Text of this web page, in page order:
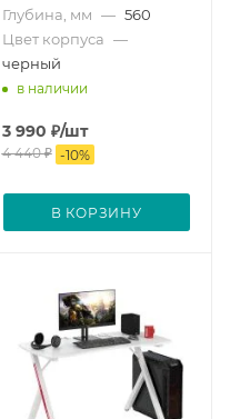
Глубина, мм — 560
Цвет корпуса —
черный
в наличии
3 990 ₽/шт
4 440₽ -10%
В КОРЗИНУ